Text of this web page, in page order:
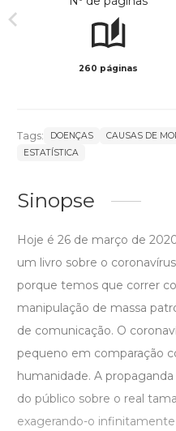
260 páginas
Tags: DOENÇAS CAUSAS DE
ESTATÍSTICA
Sinopse
Hoje é 26 de março de
um livro sobre o
porque temos que correr
manipulação de massa
de comunicação. O
pequeno em comparação
humanidade. A
do público sobre o real
exagerando-o